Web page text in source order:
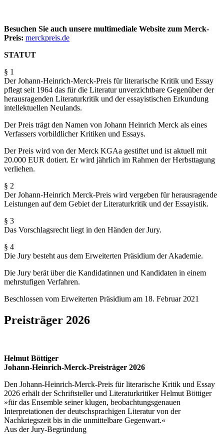
Besuchen Sie auch unsere multimediale Website zum Merck-
Preis: merckpreis.de
STATUT
§ 1
Der Johann-Heinrich-Merck-Preis für literarische Kritik und Essay
pflegt seit 1964 das für die Literatur unverzichtbare Gegenüber der
herausragenden Literaturkritik und der essayistischen Erkundung
intellektuellen Neulands.
Der Preis trägt den Namen von Johann Heinrich Merck als eines
Verfassers vorbildlicher Kritiken und Essays.
Der Preis wird von der Merck KGAa gestiftet und ist aktuell mit
20.000 EUR dotiert. Er wird jährlich im Rahmen der Herbsttagung
verliehen.
§ 2
Der Johann-Heinrich Merck-Preis wird vergeben für herausragende
Leistungen auf dem Gebiet der Literaturkritik und der Essayistik.
§ 3
Das Vorschlagsrecht liegt in den Händen der Jury.
§ 4
Die Jury besteht aus dem Erweiterten Präsidium der Akademie.
Die Jury berät über die Kandidatinnen und Kandidaten in einem
mehrstufigen Verfahren.
Beschlossen vom Erweiterten Präsidium am 18. Februar 2021
Preisträger 2026
Helmut Böttiger
Johann-Heinrich-Merck-Preisträger 2026
Den Johann-Heinrich-Merck-Preis für literarische Kritik und Essay
2026 erhält der Schriftsteller und Literaturkritiker Helmut Böttiger
»für das Ensemble seiner klugen, beobachtungsgenauen
Interpretationen der deutschsprachigen Literatur von der
Nachkriegszeit bis in die unmittelbare Gegenwart.«
Aus der Jury-Begründung